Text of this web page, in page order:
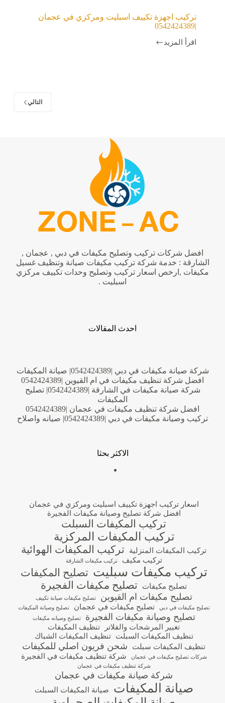
تركيب اجهزة تكييف اسبليت ومركزي في عجمان
|0542424389
اقرأ المزيد
تركيب
التالي
افضل شركات تركيب وتصليح مكيفات في دبي , عجمان ,
الشارقة : خدمة شركة تركيب مكيفات صيانة وتنظيف غسيل
مكيفات ,ارخص اسعار تركيب وتصليح وحدات تكييف مركزي
اسبليت .
احدث المقالات
شركة صيانة مكيفات في دبي |0542424389| صيانة المكيفات
افضل شركة تنظيف مكيفات في ام القيوين |0542424389
شركة صيانة مكيفات في الشارقة |0542424389| تصليح
المكيفات
افضل شركة تنظيف مكيفات في عجمان |0542424389
تركيب وصيانة مكيفات في دبي |0542424389| صيانه واصلاح
الاكثر بحثا
اسعار تركيب اجهزة تكييف اسبليت ومركزي في عجمان
افضل شركة تصليح وصيانة مكيفات الفجيرة
تركيب المكيفات السبلت
تركيب المكيفات المركزية
تركيب المكيفات المنزلية تركيب المكيفات الهوائية
تركيب مكيف تركيب مكيفات الشارقة
تركيب مكيفات سبليت تصليح المكيفات
تصليح مكيفات تصليح مكيفات الفجيرة
تصليح مكيفات ام القيوين
تصليح مكيفات صيانة تكييف
تصليح مكيفات في دبي
تصليح مكيفات في عجمان تصليح وصيانة المكيفات
تصليح وصيانة مكيفات الفجيرة تصليح وصيانه مكيفات
تغيير المرشحات والفلاتر
تنظيف المكيفات
تنظيف المكيفات السبلت
تنظيف المكيفات الشباك
تنظيف المكيفات سبلت
شحن فريون اصلي للمكيفات
شركات تصليح مكيفات في عجمان شركة تنظيف مكيفات في الفجيرة
شركة تنظيف مكيفات في عجمان
شركة صيانة مكيفات في عجمان
صيانة المكيفات صيانة المكيفات السبلت